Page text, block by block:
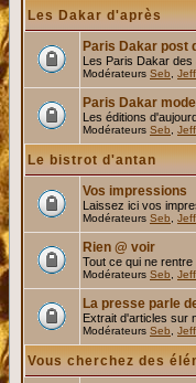
Les Dakar d'après
Paris Dakar post
Les Paris Dakar des
Modérateurs Seb Jeff
Paris Dakar
Les éditions
Modérateurs Seb Jeff
Le bistrot d'antan
Vos impressions
Laissez ici vos
Modérateurs Seb Jeff
Rien @ voir
Tout ce qui ne
Modérateurs Seb Jeff
La presse parle
Extrait d'articles sur
Modérateurs Seb Jeff
Vous cherchez des